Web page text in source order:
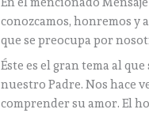
conozcamos, honremos y
que se preocupa por
Éste es el gran tema al
nuestro Padre. Nos hace
comprender su amor. El